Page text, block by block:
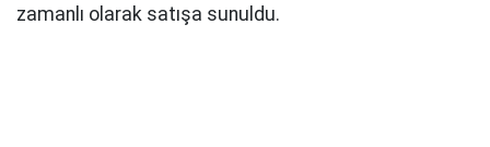
zamanlı olarak satışa sunuldu.